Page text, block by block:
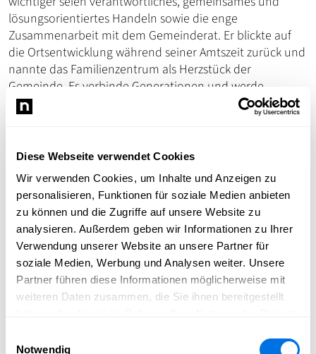
Diese Webseite verwendet Cookies
Wir verwenden Cookies, um Inhalte und Anzeigen zu
personalisieren, Funktionen für soziale Medien anbieten
zu können und die Zugriffe auf unsere Website zu
analysieren. Außerdem geben wir Informationen zu Ihrer
Verwendung unserer Website an unsere Partner für
soziale Medien, Werbung und Analysen weiter. Unsere
Partner führen diese Informationen möglicherweise mit
weiteren Daten zusammen, die Sie ihnen bereitgestellt
Notwendig
lösungsorientiertes Handeln sowie die enge
Zusammenarbeit mit dem Gemeinderat. Er blickte auf
die Ortsentwicklung während seiner Amtszeit zurück und
nannte das Familienzentrum als Herzstück der
Gemeinde. Es verbinde Generationen und werde
gemeinsam mit der Bücherei von René und Katharina
Richter geleitet, die dafür besonderen Applaus erhielten.
würdigte die Bedeutung der örtlichen Unternehmen.
Exemplarisch nannte er ECM Profitech mit den
geplanten Erweiterungen sowie neue Impulse wie die
Eröffnung einer eigenen Kaffeerösterei.
Zur Attraktivität Bammentals trügen zudem Investitionen
in Schulen und Kitas, der neue Schulgarten, erneuerte
Spielplätze, Angebote für ältere Menschen, die
Umgestaltung des alten Friedhofs sowie die Pflege von
Festen und kulturellen Höhepunkten wie das jährliche
den Gebieten Heldenberg und Fischersberg sowie der